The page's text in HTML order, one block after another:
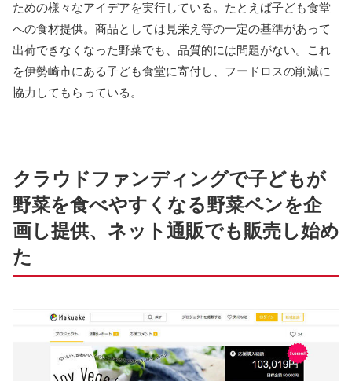
ための様々なアイデアを実行している。たとえば子ども食堂
への食材提供。商品としては見栄え等の一定の基準があって
出荷できなくなった野菜でも、品質的には問題がない。これ
を伊勢崎市にある子ども食堂に寄付し、フードロスの削減に
協力してもらっている。
クラウドファンディングで子どもが
野菜を食べやすくなる野菜ペンを企
画し提供、ネット通販でも販売し始め
た